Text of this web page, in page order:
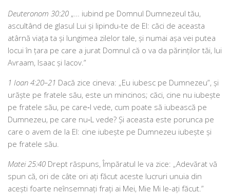
Deuteronom 30:20 „… iubind pe Domnul Dumnezeul tău,
ascul­tând de gla­sul Lui și lipin­du-te de El: căci de aceas­ta
atâr­nă via­ța ta și lun­gi­mea zile­lor tale, și numai așa vei putea
locui în țara pe care a jurat Domnul că o va da părin­ți­lor tăi, lui
Avraam, Isaac și Iacov.”
1 Ioan 4:20–21 Dacă zice cine­va: „Eu iubesc pe Dumnezeu”, și
urăș­te pe fra­te­le său, este un min­ci­nos; căci, cine nu iubeș­te
pe fra­te­le său, pe care‑l vede, cum poa­te să iubeas­că pe
Dumnezeu, pe care nu‑L vede? Și aceas­ta este porun­ca pe
care o avem de la El: cine iubeș­te pe Dumnezeu iubeș­te și
pe fra­te­le său.
Matei 25:40 Drept răs­puns, Împăratul le va zice: „Adevărat vă
spun că, ori de câte ori ați făcut aces­te lucruri unu­ia din
acești foar­te neîn­sem­nați frați ai Mei, Mie Mi le-ați făcut.”